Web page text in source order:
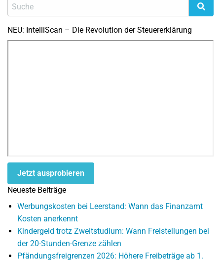
NEU: IntelliScan – Die Revolution der Steuererklärung
Jetzt ausprobieren
Neueste Beiträge
Werbungskosten bei Leerstand: Wann das Finanzamt
Kosten anerkennt
Kindergeld trotz Zweitstudium: Wann Freistellungen bei
der 20-Stunden-Grenze zählen
Pfändungsfreigrenzen 2026: Höhere Freibeträge ab 1.